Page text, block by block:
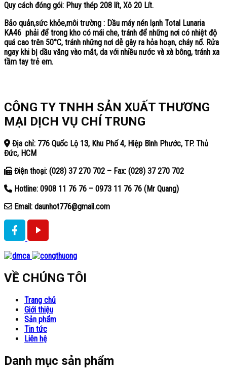
Quy cách đóng gói: Phuy thép 208 lít, Xô 20 Lít.
Bảo quản,sức khỏe,môi trường : Dầu máy nén lạnh Total Lunaria
KA46 phải để trong kho có mái che, tránh để những nơi có nhiệt độ
quá cao trên 50°C, tránh những nơi dễ gây ra hỏa hoạn, cháy nổ. Rửa
ngay khi bị dầu văng vào mắt, da với nhiều nước và xà bông, tránh xa
tầm tay trẻ em.
CÔNG TY TNHH SẢN XUẤT THƯƠNG
MẠI DỊCH VỤ CHÍ TRUNG
Địa chỉ: 776 Quốc Lộ 13, Khu Phố 4, Hiệp Bình Phước, TP. Thủ
Đức, HCM
Điện thoại: (028) 37 270 702 – Fax: (028) 37 270 702
Hotline: 0908 11 76 76 – 0973 11 76 76 (Mr Quang)
Email: daunhot776@gmail.com
VỀ CHÚNG TÔI
Trang chủ
Giới thiệu
Sản phẩm
Tin tức
Liên hệ
Danh mục sản phẩm